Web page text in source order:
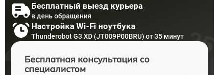
Бесплатный выезд курьера
в день обращения
Настройка Wi-Fi ноутбука
Thunderobot G3 XD (JT009P00BRU) от 35 минут
Бесплатная консультация со
специалистом